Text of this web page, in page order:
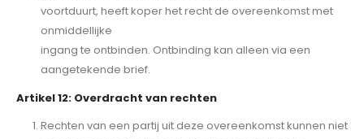
voortduurt, heeft koper het recht de overeenkomst met
onmiddellijke
ingang te ontbinden. Ontbinding kan alleen via een
aangetekende brief.
Artikel 12: Overdracht van rechten
Rechten van een partij uit deze overeenkomst kunnen niet